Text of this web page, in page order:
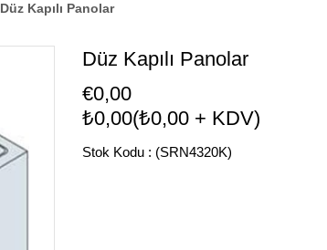
Düz Kapılı Panolar
Düz Kapılı Panolar
€0,00
₺0,00(₺0,00 + KDV)
Stok Kodu (SRN4320K)